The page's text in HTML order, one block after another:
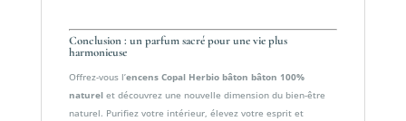
Conclusion : un parfum sacré pour une vie plus
harmonieuse
Offrez-vous l’encens Copal Herbio bâton bâton 100%
naturelet découvrez une nouvelle dimension du bien-être
naturel. Purifiez votre intérieur, élevez votre esprit et